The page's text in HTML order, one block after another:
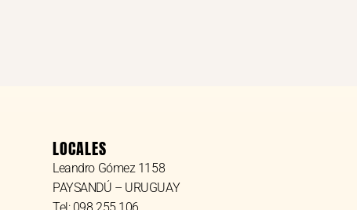
LOCALES
Leandro Gómez 1158
PAYSANDÚ – URUGUAY